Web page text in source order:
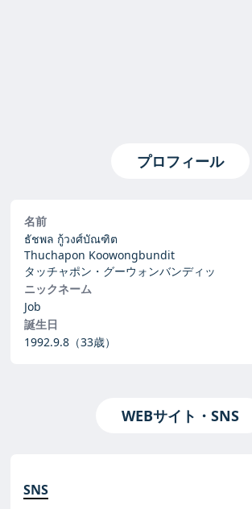
プロフィール
名前
ธัชพล กู้วงศ์บัณฑิต
Thuchapon Koowongbundit
タッチャポン・グーウォンバンディッ
ニックネーム
Job
誕生日
1992.9.8 （33歳）
WEBサイト・SNS
SNS